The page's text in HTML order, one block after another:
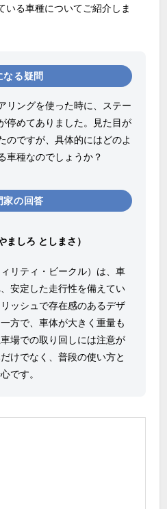
いる車種についてご紹介しま
なる疑問
リングを使った時に、ステー
停めてありました。見た目が
のですが、具体的にはどのよ
車種なのでしょうか？
家の回答
ましろ としまさ）
リティ・ビークル）は、車
安定した走行性を備えてい
ッシュで存在感のあるデザ
方で、車体が大きく重量も
場での取り回しには注意が
けでなく、普段の使い方と
です。